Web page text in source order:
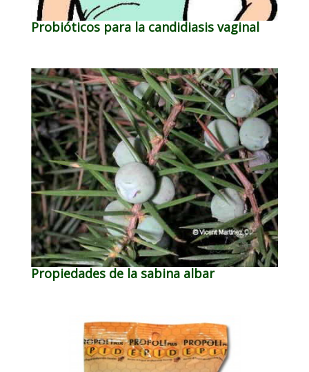
Probióticos para la candidiasis vaginal
Propiedades de la sabina albar